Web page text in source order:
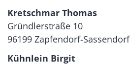
Kretschmar Thomas
Gründlerstraße 10
96199 Zapfendorf-Sassendorf
Kühnlein Birgit